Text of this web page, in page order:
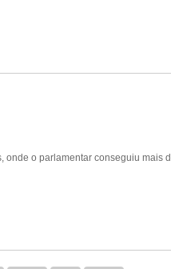
o parlamentar conseguiu mais